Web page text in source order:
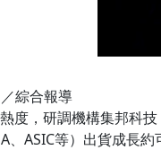
綜合報導
度，研調機構集邦科
、ASIC等）出貨成長約